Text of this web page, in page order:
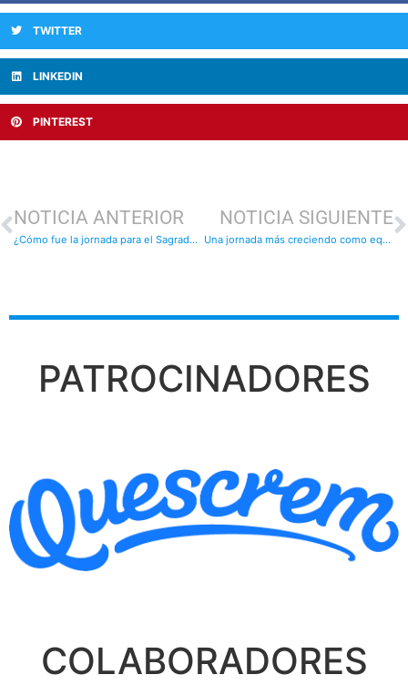
TWITTER
LINKEDIN
PINTEREST
NOTICIA ANTERIOR
¿Cómo fue la jornada para el Sagrado?: resultados
NOTICIA SIGUIENTE
Una jornada más creciendo como equipos: resultados
PATROCINADORES
COLABORADORES